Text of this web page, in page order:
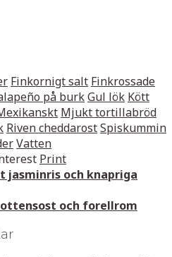
Finkornigt salt Finkrossade
på burkGul lök Kött
Mjukt tortillabröd
Riven cheddarostSpiskummin
Vatten
Print
jasminris och knapriga
och forellrom